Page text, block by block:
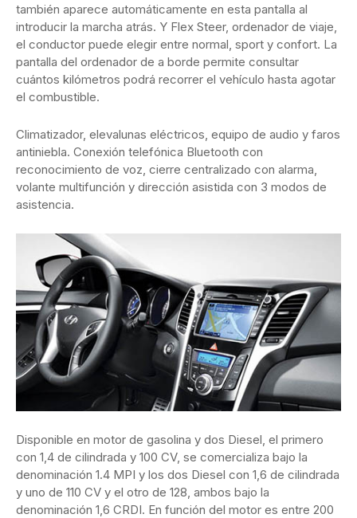
también aparece automáticamente en esta pantalla al
introducir la marcha atrás. Y Flex Steer, ordenador de viaje,
el conductor puede elegir entre normal, sport y confort. La
pantalla del ordenador de a borde permite consultar
cuántos kilómetros podrá recorrer el vehículo hasta agotar
el combustible.
Climatizador, elevalunas eléctricos, equipo de audio y faros
antiniebla. Conexión telefónica Bluetooth con
reconocimiento de voz, cierre centralizado con alarma,
volante multifunción y dirección asistida con 3 modos de
asistencia.
Disponible en motor de gasolina y dos Diesel, el primero
con 1,4 de cilindrada y 100 CV, se comercializa bajo la
denominación 1.4 MPI y los dos Diesel con 1,6 de cilindrada
y uno de 110 CV y el otro de 128, ambos bajo la
denominación 1,6 CRDI. En función del motor es entre 200